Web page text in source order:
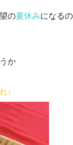
の夏休みになる
か
↓